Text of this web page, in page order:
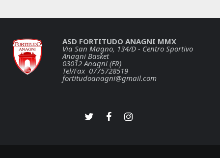
ASD FORTITUDO ANAGNI MMX
Via San Magno, 134/D - Centro Sportivo
Anagni Basket
03012 Anagni (FR)
Tel/Fax 0775728519
fortitudoanagni@gmail.com